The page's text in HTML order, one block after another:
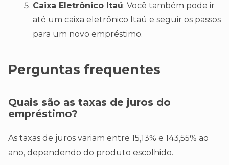
Caixa Eletrônico Itaú: Você também pode ir
até um caixa eletrônico Itaú e seguir os passos
para um novo empréstimo.
Perguntas frequentes
Quais são as taxas de juros do
empréstimo?
As taxas de juros variam entre 15,13% e 143,55% ao
ano, dependendo do produto escolhido.